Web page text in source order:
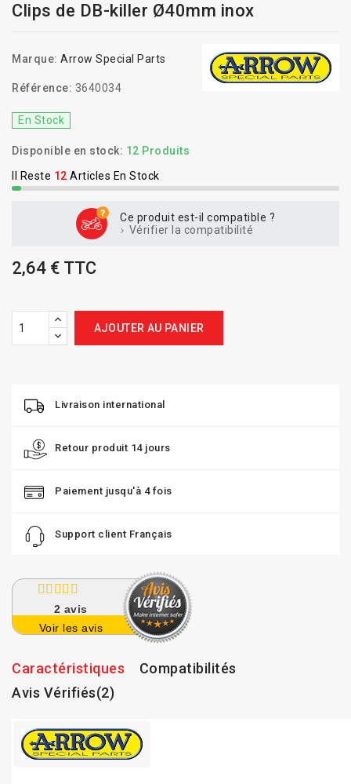
Clips de DB-killer Ø40mm inox
Marque: Arrow Special Parts
Référence: 3640034
En Stock
Disponible en stock: 12 Produits
Il Reste 12 Articles En Stock
Ce produit est-il compatible ?
Vérifier la compatibilité
2,64 € TTC
AJOUTER AU PANIER
Livraison international
Retour produit 14 jours
Paiement jusqu'à 4 fois
Support client Français
2 avis
Voir les avis
Caractéristiques
Compatibilités
Avis Vérifiés(2)